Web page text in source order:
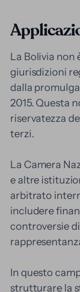
La Bolivia non
giurisdizioni
dalla
2015. Questa
riservatezza
terzi.
La Camera
e altre
arbitrato
includere
controversie
In questo
strutturare la